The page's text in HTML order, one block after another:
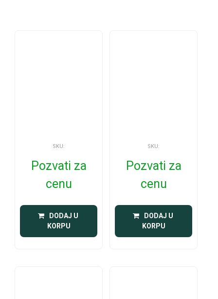
SKU:
Pozvati za
cenu
DODAJ U
KORPU
SKU:
Pozvati za
cenu
DODAJ U
KORPU